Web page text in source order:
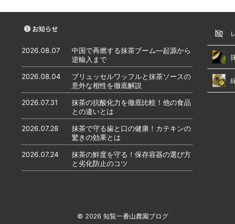
お知らせ
2026.08.07
中国で再燃する抹茶ブーム―起源から
逆輸入まで
2026.08.04
ブリュッセルワッフルと抹茶ソースの
意外な相性を徹底解説
2026.07.31
抹茶の抗酸化力を徹底比較！他の食品
との違いとは
2026.07.28
抹茶で守る歯と口の健康！カテキンの
驚きの効果とは
2026.07.24
抹茶の鮮度を守る！保存容器の選び方
と劣化防止のコツ
© 2026 知覧一番山農園ブログ